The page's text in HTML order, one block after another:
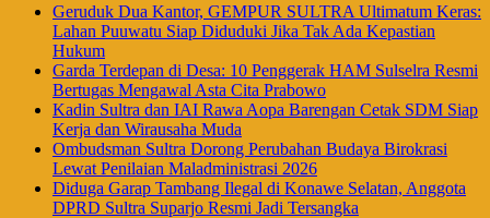
Geruduk Dua Kantor, GEMPUR SULTRA Ultimatum Keras:
Lahan Puuwatu Siap Diduduki Jika Tak Ada Kepastian
Hukum
Garda Terdepan di Desa: 10 Penggerak HAM Sulselra Resmi
Bertugas Mengawal Asta Cita Prabowo
Kadin Sultra dan IAI Rawa Aopa Barengan Cetak SDM Siap
Kerja dan Wirausaha Muda
Ombudsman Sultra Dorong Perubahan Budaya Birokrasi
Lewat Penilaian Maladministrasi 2026
Diduga Garap Tambang Ilegal di Konawe Selatan, Anggota
DPRD Sultra Suparjo Resmi Jadi Tersangka